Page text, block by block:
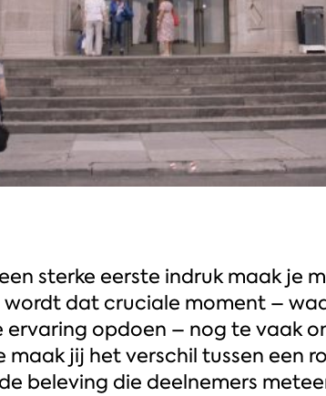
sterke eerste indruk maak je
wordt dat cruciale moment –
ervaring opdoen – nog te vaak
maak jij het verschil tussen een
beleving die deelnemers